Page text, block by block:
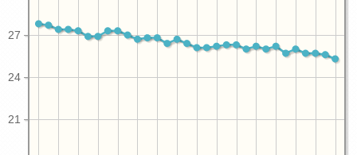
21
24
27